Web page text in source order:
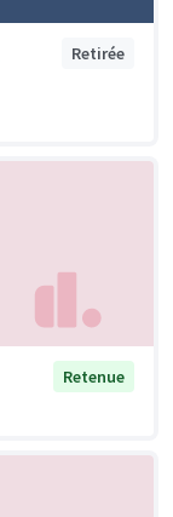
Retirée
Retenue